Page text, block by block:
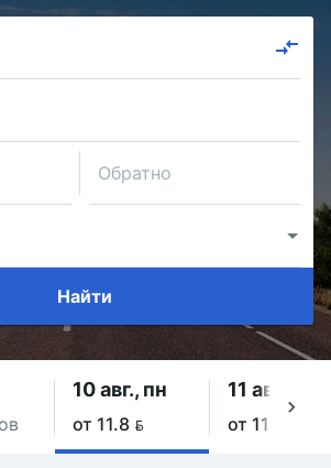
Обратно
Найти
10 авг., пн
от 11.8 
11 авг., вт
от 11.8 